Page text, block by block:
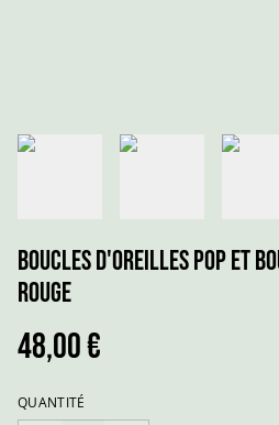
Boucles d'Oreilles POP et
Rouge
48,00 €
QUANTITÉ